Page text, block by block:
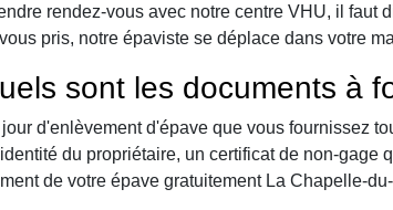
rendez-vous avec notre centre VHU, il faut
pris, notre épaviste se déplace dans votre
sont les documents à
d'enlèvement d'épave que vous fournissez
du propriétaire, un certificat de non-gage
de votre épave gratuitement La Chapelle-